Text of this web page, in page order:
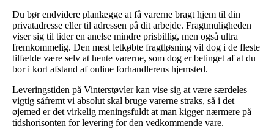
Du bør endvidere planlægge at få varerne bragt hjem til din
privatadresse eller til adressen på dit arbejde. Fragtmuligheden
viser sig til tider en anelse mindre prisbillig, men også ultra
fremkommelig. Den mest letkøbte fragtløsning vil dog i de fleste
tilfælde være selv at hente varerne, som dog er betinget af at du
bor i kort afstand af online forhandlerens hjemsted.
Leveringstiden på Vinterstøvler kan vise sig at være særdeles
vigtig såfremt vi absolut skal bruge varerne straks, så i det
øjemed er det virkelig meningsfuldt at man kigger nærmere på
tidshorisonten for levering for den vedkommende vare.